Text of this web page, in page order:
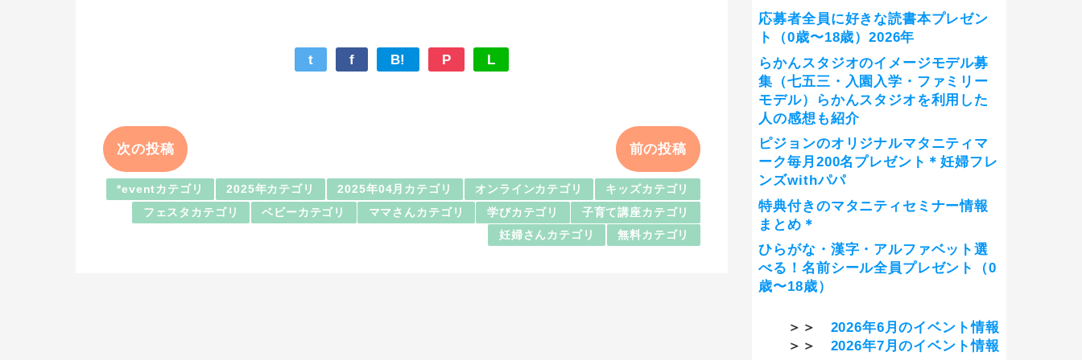
t f B! P L
次の投稿 前の投稿
*eventカテゴリ 2025年カテゴリ 2025年04月カテゴリ オンラインカテゴリ
キッズカテゴリ
フェスタカテゴリ
ベビーカテゴリ ママさんカテゴリ 学びカテゴリ
子育て講座カテゴリ
妊婦さんカテゴリ
無料カテゴリ
応募者全員に好きな読書本プレゼン
ト（0歳〜18歳）2026年
らかんスタジオのイメージモデル募
集（七五三・入園入学・ファミリー
モデル）らかんスタジオを利用した
人の感想も紹介
ピジョンのオリジナルマタニティマ
ーク毎月200名プレゼント＊妊婦フレ
ンズwithパパ
特典付きのマタニティセミナー情報
まとめ＊
ひらがな・漢字・アルファベット選
べる！名前シール全員プレゼント（0
歳〜18歳）
＞＞ 2026年6月のイベント情報
＞＞ 2026年7月のイベント情報